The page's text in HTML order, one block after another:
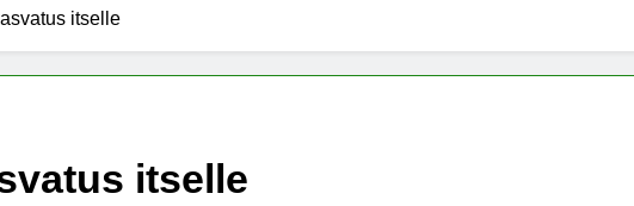
Years Ago
J. Fox -säätiö lääkekannabistutkimusten kannalla
äänestää kannabiksen viihdekäytön laillistamisesta
itselle
itselle